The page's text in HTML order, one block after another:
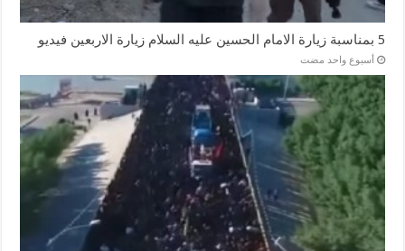
5 بمناسبة زيارة الامام الحسين عليه السلام زيارة الاربعين فيديو
‏أسبوع واحد مضت